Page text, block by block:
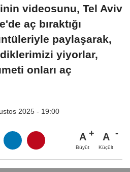
videosunu, Tel Aviv
aç bıraktığı
paylaşarak,
yiyorlar,
onları aç
2025 - 19:00
A
Büyüt
A
Küçült